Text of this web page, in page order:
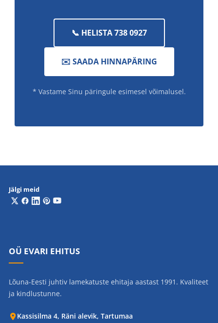
📞 HELISTA 738 0927
✉️ SAADA HINNAPÄRING
* Vastame Sinu päringule esimesel võimalusel.
Jälgi meid
OÜ EVARI EHITUS
Lõuna-Eesti juhtiv lamekatuste ehitaja aastast 1991. Kvaliteet
ja kindlustunne.
Kassisilma 4, Räni alevik, Tartumaa